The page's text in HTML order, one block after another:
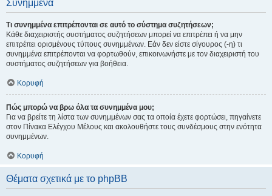
Συνημμένα
Τι συνημμένα επιτρέπονται σε αυτό το σύστημα συζητήσεων;
Κάθε διαχειριστής συστήματος συζητήσεων μπορεί να επιτρέπει ή να μην
επιτρέπει ορισμένους τύπους συνημμένων. Εάν δεν είστε σίγουρος (-η) τι
συνημμένα επιτρέπονται να φορτωθούν, επικοινωνήστε με τον διαχειριστή του
συστήματος συζητήσεων για βοήθεια.
Κορυφή
Πώς μπορώ να βρω όλα τα συνημμένα μου;
Για να βρείτε τη λίστα των συνημμένων σας τα οποία έχετε φορτώσει, πηγαίνετε
στον Πίνακα Ελέγχου Μέλους και ακολουθήστε τους συνδέσμους στην ενότητα
συνημμένων.
Κορυφή
Θέματα σχετικά με το phpBB